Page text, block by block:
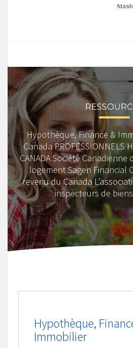
Hypothèque, Finance &
Canada PROFESSIONNELS
CANADA Société
logement Sagen Financial
revenu du Canada
inspecteurs de
Hypothèque,
Immobilier